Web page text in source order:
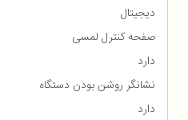
دیجیتال
صفحه کنترل لمسی
دارد
نشانگر روشن بودن دستگاه
دارد